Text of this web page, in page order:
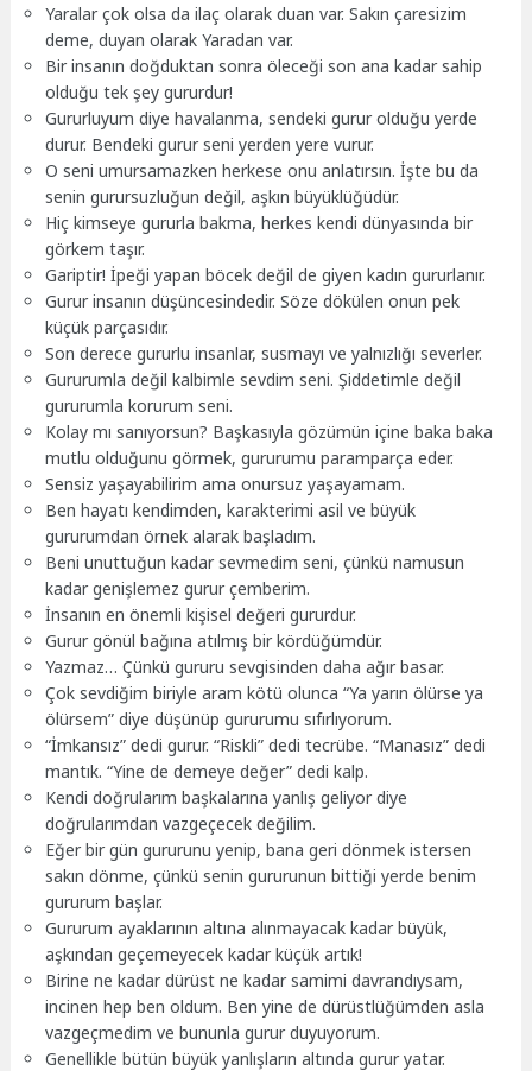
Yaralar çok olsa da ilaç olarak duan var. Sakın çaresizim
deme, duyan olarak Yaradan var.
Bir insanın doğduktan sonra öleceği son ana kadar sahip
olduğu tek şey gururdur!
Gururluyum diye havalanma, sendeki gurur olduğu yerde
durur. Bendeki gurur seni yerden yere vurur.
O seni umursamazken herkese onu anlatırsın. İşte bu da
senin gurursuzluğun değil, aşkın büyüklüğüdür.
Hiç kimseye gururla bakma, herkes kendi dünyasında bir
görkem taşır.
Gariptir! İpeği yapan böcek değil de giyen kadın gururlanır.
Gurur insanın düşüncesindedir. Söze dökülen onun pek
küçük parçasıdır.
Son derece gururlu insanlar, susmayı ve yalnızlığı severler.
Gururumla değil kalbimle sevdim seni. Şiddetimle değil
gururumla korurum seni.
Kolay mı sanıyorsun? Başkasıyla gözümün içine baka baka
mutlu olduğunu görmek, gururumu paramparça eder.
Sensiz yaşayabilirim ama onursuz yaşayamam.
Ben hayatı kendimden, karakterimi asil ve büyük
gururumdan örnek alarak başladım.
Beni unuttuğun kadar sevmedim seni, çünkü namusun
kadar genişlemez gurur çemberim.
İnsanın en önemli kişisel değeri gururdur.
Gurur gönül bağına atılmış bir kördüğümdür.
Yazmaz… Çünkü gururu sevgisinden daha ağır basar.
Çok sevdiğim biriyle aram kötü olunca “Ya yarın ölürse ya
ölürsem” diye düşünüp gururumu sıfırlıyorum.
“İmkansız” dedi gurur. “Riskli” dedi tecrübe. “Manasız” dedi
mantık. “Yine de demeye değer” dedi kalp.
Kendi doğrularım başkalarına yanlış geliyor diye
doğrularımdan vazgeçecek değilim.
Eğer bir gün gururunu yenip, bana geri dönmek istersen
sakın dönme, çünkü senin gururunun bittiği yerde benim
gururum başlar.
Gururum ayaklarının altına alınmayacak kadar büyük,
aşkından geçemeyecek kadar küçük artık!
Birine ne kadar dürüst ne kadar samimi davrandıysam,
incinen hep ben oldum. Ben yine de dürüstlüğümden asla
vazgeçmedim ve bununla gurur duyuyorum.
Genellikle bütün büyük yanlışların altında gurur yatar.